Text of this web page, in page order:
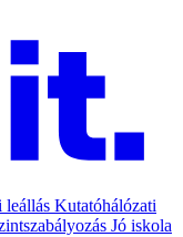
leállás Kutatóhálózati
Jó iskola